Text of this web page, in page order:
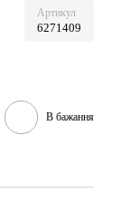
Артикул
6271409
В бажання